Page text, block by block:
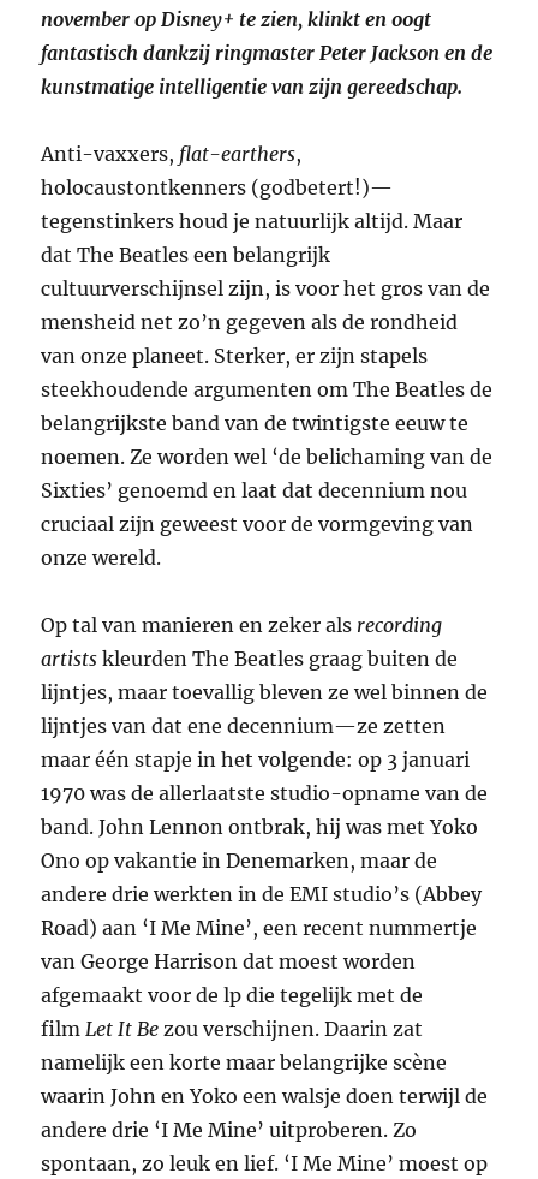
november op Disney+ te zien, klinkt en oogt
fantastisch dankzij ringmaster Peter Jackson en de
kunstmatige intelligentie van zijn gereedschap.
Anti-vaxxers, flat-earthers,
holocaustontkenners (godbetert!)—
tegenstinkers houd je natuurlijk altijd. Maar
dat The Beatles een belangrijk
cultuurverschijnsel zijn, is voor het gros van de
mensheid net zo’n gegeven als de rondheid
van onze planeet. Sterker, er zijn stapels
steekhoudende argumenten om The Beatles de
belangrijkste band van de twintigste eeuw te
noemen. Ze worden wel ‘de belichaming van de
Sixties’ genoemd en laat dat decennium nou
cruciaal zijn geweest voor de vormgeving van
onze wereld.
Op tal van manieren en zeker als recording
artists kleurden The Beatles graag buiten de
lijntjes, maar toevallig bleven ze wel binnen de
lijntjes van dat ene decennium—ze zetten
maar één stapje in het volgende: op 3 januari
1970 was de allerlaatste studio-opname van de
band. John Lennon ontbrak, hij was met Yoko
Ono op vakantie in Denemarken, maar de
andere drie werkten in de EMI studio’s (Abbey
Road) aan ‘I Me Mine’, een recent nummertje
van George Harrison dat moest worden
afgemaakt voor de lp die tegelijk met de
film Let It Be zou verschijnen. Daarin zat
namelijk een korte maar belangrijke scène
waarin John en Yoko een walsje doen terwijl de
andere drie ‘I Me Mine’ uitproberen. Zo
spontaan, zo leuk en lief. ‘I Me Mine’ moest op